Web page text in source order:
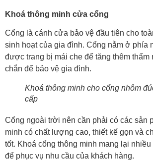
Khoá thông minh cửa cổng
Cổng là cánh cửa bảo vệ đầu tiên cho
sinh hoạt của gia đình. Cổng nằm ở phía
được trang bị mái che để tăng thêm thẩm
chắn để bảo vệ gia đình.
Khoá thông minh cho cổng nhôm
cấp
Cổng ngoài trời nên cần phải có các sản
minh có chất lượng cao, thiết kế gọn và
tốt. Khoá cổng thông minh mang lại
để phục vụ nhu cầu của khách hàng.